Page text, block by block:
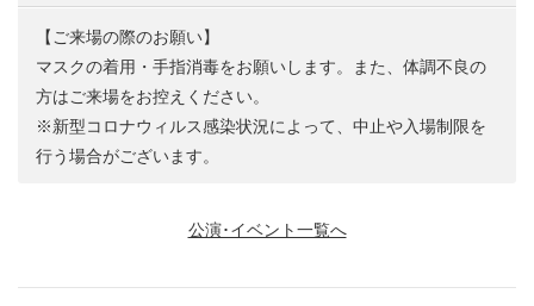
【ご来場の際のお願い】
マスクの着用・手指消毒をお願いします。また、体調不良の
方はご来場をお控えください。
※新型コロナウィルス感染状況によって、中止や入場制限を
行う場合がございます。
公演･イベント一覧へ